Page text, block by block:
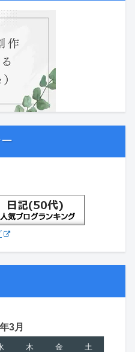
3月
木 金 土